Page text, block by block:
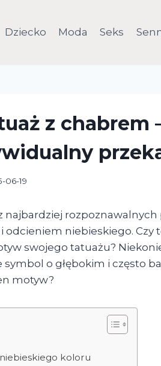
Dziecko Moda Seks
z
06-19
najbardziej
odcieniem niebieskiego. Czy
swojego tatuażu?
o głębokim i często
motyw?
koloru